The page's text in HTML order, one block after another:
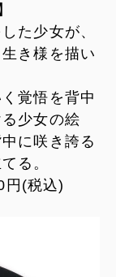
た少女が、
き様を描い
覚悟を背中
少女の絵
に咲き誇る
る。
(税込)